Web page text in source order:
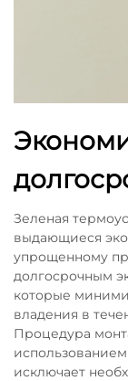
Зеленая
выдающиеся
упрощенному
долгосрочным
которые
владения в
Процедура
исключает